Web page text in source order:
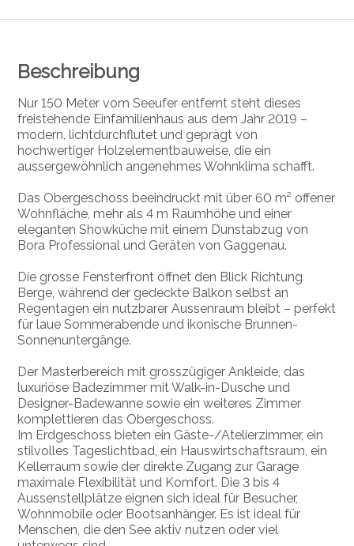
Beschreibung
Nur 150 Meter vom Seeufer entfernt steht dieses
freistehende Einfamilienhaus aus dem Jahr 2019 –
modern, lichtdurchflutet und geprägt von
hochwertiger Holzelementbauweise, die ein
aussergewöhnlich angenehmes Wohnklima schafft.
Das Obergeschoss beeindruckt mit über 60 m² offener
Wohnfläche, mehr als 4 m Raumhöhe und einer
eleganten Showküche mit einem Dunstabzug von
Bora Professional und Geräten von Gaggenau.
Die grosse Fensterfront öffnet den Blick Richtung
Berge, während der gedeckte Balkon selbst an
Regentagen ein nutzbarer Aussenraum bleibt – perfekt
für laue Sommerabende und ikonische Brunnen-
Sonnenuntergänge.
Der Masterbereich mit grosszügiger Ankleide, das
luxuriöse Badezimmer mit Walk-in-Dusche und
Designer-Badewanne sowie ein weiteres Zimmer
komplettieren das Obergeschoss.
Im Erdgeschoss bieten ein Gäste-/Atelierzimmer, ein
stilvolles Tageslichtbad, ein Hauswirtschaftsraum, ein
Kellerraum sowie der direkte Zugang zur Garage
maximale Flexibilität und Komfort. Die 3 bis 4
Aussenstellplätze eignen sich ideal für Besucher,
Wohnmobile oder Bootsanhänger. Es ist ideal für
Menschen, die den See aktiv nutzen oder viel